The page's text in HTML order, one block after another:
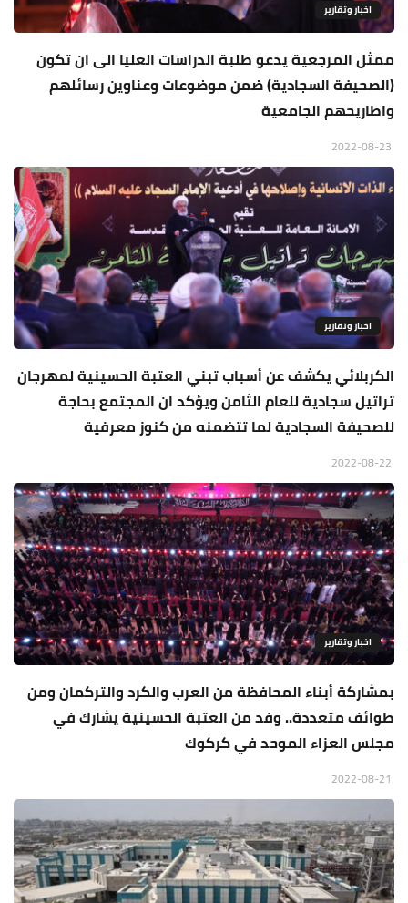
اخبار وتقارير
ممثل المرجعية يدعو طلبة الدراسات العليا الى ان تكون
(الصحيفة السجادية) ضمن موضوعات وعناوين رسائلهم
واطاريحهم الجامعية
اخبار وتقارير
الكربلائي يكشف عن أسباب تبني العتبة الحسينية لمهرجان
تراتيل سجادية للعام الثامن ويؤكد ان المجتمع بحاجة
للصحيفة السجادية لما تتضمنه من كنوز معرفية
اخبار وتقارير
بمشاركة أبناء المحافظة من العرب والكرد والتركمان ومن
طوائف متعددة.. وفد من العتبة الحسينية يشارك في
مجلس العزاء الموحد في كركوك